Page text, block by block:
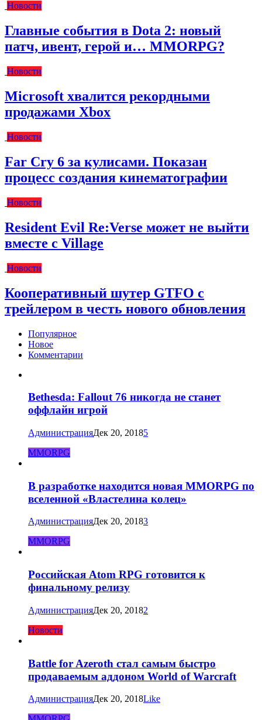
Новости
Главные события в Dota 2: новый
патч, ивент, герой и… MMORPG?
Новости
Microsoft хвалится рекордными
продажами Xbox
Новости
Far Cry 6 за кулисами. Показан
процесс создания кинематографии
Новости
Resident Evil Re:Verse может не выйти
вместе с Village
Новости
Кооперативный шутер GTFO с
трейлером в честь нового обновления
Популярное
Новое
Комментарии
Bethesda: Fallout 76 никогда не станет
оффлайн игрой
АдминистрацияДек 20, 20185
MMORPG
В разработке находится новая MMORPG по
вселенной «Властелина колец»
АдминистрацияДек 20, 20183
MMORPG
Российская Atom RPG готовится к
финальному релизу
АдминистрацияДек 20, 20182
Новости
Battle for Azeroth стал самым быстро
продаваемым аддоном World of Warcraft
АдминистрацияДек 20, 2018Like